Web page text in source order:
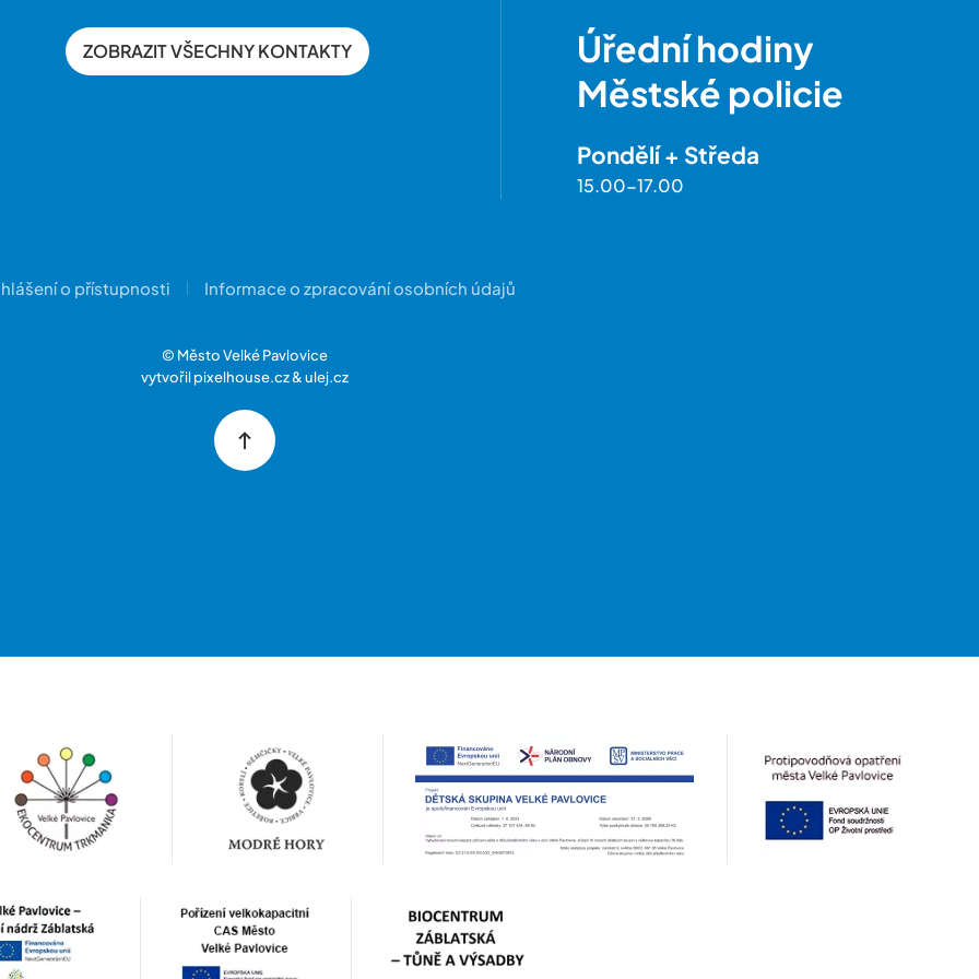
ZOBRAZIT VŠECHNY KONTAKTY
Úřední hodiny
Městské policie
Pondělí + Středa
15.00-17.00
o přístupnosti Informace o zpracování osobních údajů
© Město Velké Pavlovice
vytvořilpixelhouse.cz&ulej.cz